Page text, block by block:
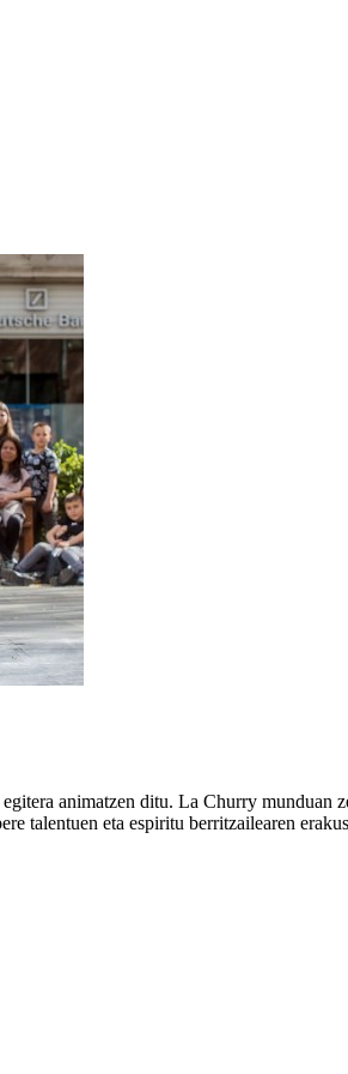
animatzen ditu. La Churry
talentuen eta espiritu berritzailearen